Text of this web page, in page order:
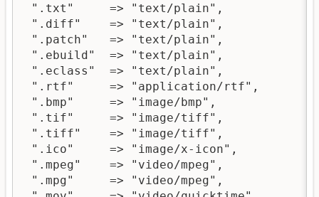
".txt"     => "text/plain",
".diff"    => "text/plain",
".patch"   => "text/plain",
".ebuild"  => "text/plain",
".eclass"  => "text/plain",
".rtf"     => "application/rtf",
".bmp"     => "image/bmp",
".tif"     => "image/tiff",
".tiff"    => "image/tiff",
".ico"     => "image/x-icon",
".mpeg"    => "video/mpeg",
".mpg"     => "video/mpeg",